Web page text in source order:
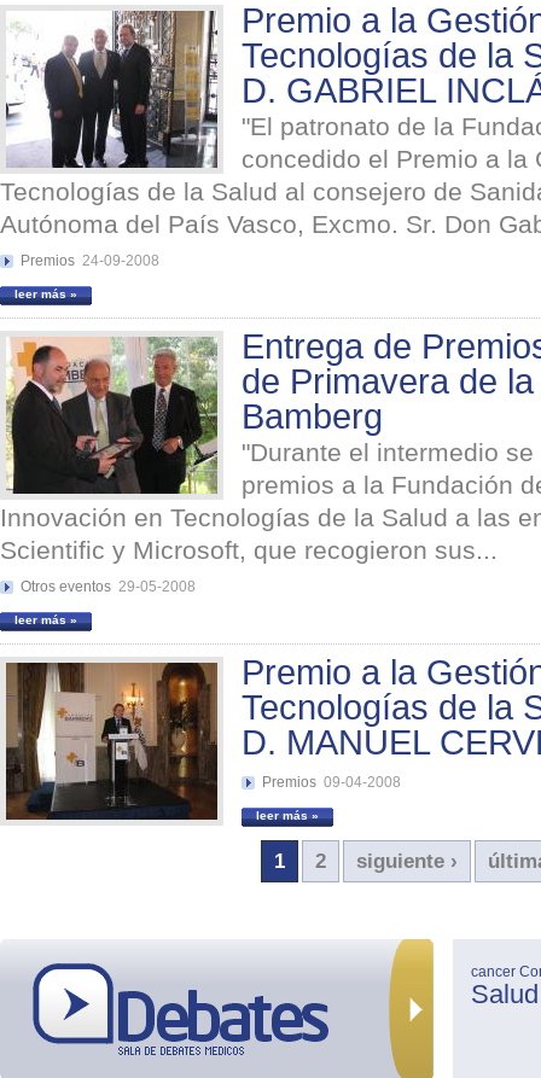
Premio a la
Tecnologías de la
D. GABRIEL
"El patronato de la
concedido el Premio a la
Tecnologías de la Salud al consejero de
Autónoma del País Vasco, Excmo. Sr. Don
Premios 24-09-2008
leer más »
Entrega de
de Primavera de
Bamberg
"Durante el intermedio
premios a la Fundación
Innovación en Tecnologías de la Salud a las
Scientific y Microsoft, que recogieron sus...
Otros eventos 29-05-2008
leer más »
Premio a la
Tecnologías de la
D. MANUEL
Premios 09-04-2008
leer más »
1 2 siguiente ›
cancer
Salud